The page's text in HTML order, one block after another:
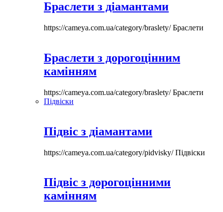
Браслети з діамантами
https://cameya.com.ua/category/braslety/Браслети
Браслети з дорогоцінним
камінням
https://cameya.com.ua/category/braslety/Браслети
Підвіски
Підвіс з діамантами
https://cameya.com.ua/category/pidvisky/Підвіски
Підвіс з дорогоцінними
камінням